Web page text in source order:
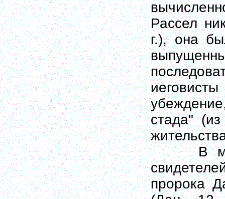
Рассел
г.), она
стада"
В мае
пророка